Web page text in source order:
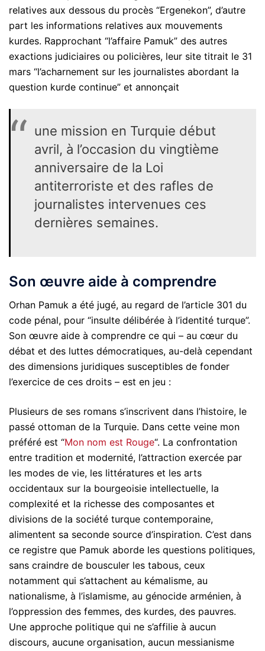
relatives aux dessous du procès “Ergenekon”, d’autre
part les informations relatives aux mouvements
kurdes. Rapprochant “l’affaire Pamuk” des autres
exactions judiciaires ou policières, leur site titrait le 31
mars “l’acharnement sur les journalistes abordant la
question kurde continue” et annonçait
une mission en Turquie début
avril, à l’occasion du vingtième
anniversaire de la Loi
antiterroriste et des rafles de
journalistes intervenues ces
dernières semaines.
Son œuvre aide à comprendre
Orhan Pamuk a été jugé, au regard de l’article 301 du
code pénal, pour “insulte délibérée à l’identité turque”.
Son œuvre aide à comprendre ce qui – au cœur du
débat et des luttes démocratiques, au-delà cependant
des dimensions juridiques susceptibles de fonder
l’exercice de ces droits – est en jeu :
Plusieurs de ses romans s’inscrivent dans l’histoire, le
passé ottoman de la Turquie. Dans cette veine mon
préféré est “Mon nom est Rouge“. La confrontation
entre tradition et modernité, l’attraction exercée par
les modes de vie, les littératures et les arts
occidentaux sur la bourgeoisie intellectuelle, la
complexité et la richesse des composantes et
divisions de la société turque contemporaine,
alimentent sa seconde source d’inspiration. C’est dans
ce registre que Pamuk aborde les questions politiques,
sans craindre de bousculer les tabous, ceux
notamment qui s’attachent au kémalisme, au
nationalisme, à l’islamisme, au génocide arménien, à
l’oppression des femmes, des kurdes, des pauvres.
Une approche politique qui ne s’affilie à aucun
discours, aucune organisation, aucun messianisme